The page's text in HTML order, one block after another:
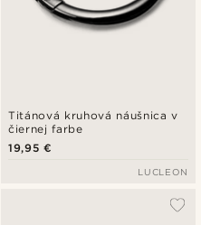
Titánová kruhová náušnica v
čiernej farbe
19,95 €
LUCLEON